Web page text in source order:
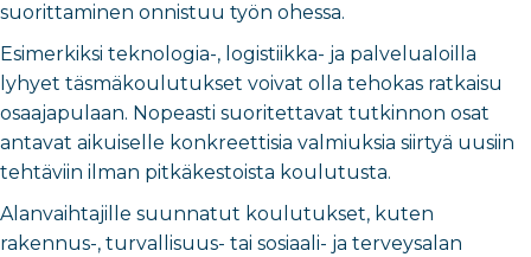
suorittaminen onnistuu työn ohessa.
Esimerkiksi teknologia-, logistiikka- ja palvelualoilla
lyhyet täsmäkoulutukset voivat olla tehokas ratkaisu
osaajapulaan. Nopeasti suoritettavat tutkinnon osat
antavat aikuiselle konkreettisia valmiuksia siirtyä uusiin
tehtäviin ilman pitkäkestoista koulutusta.
Alanvaihtajille suunnatut koulutukset, kuten
rakennus-, turvallisuus- tai sosiaali- ja terveysalan